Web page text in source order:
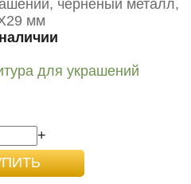
для украшений
+